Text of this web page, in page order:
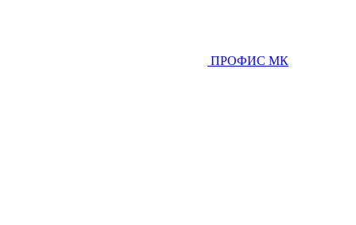
ПРОФИС МК